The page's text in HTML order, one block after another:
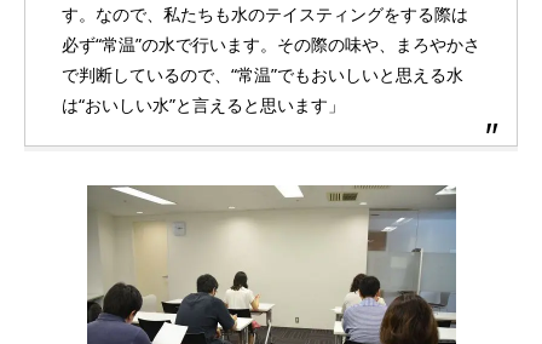
す。なので、私たちも水のテイスティングをする際は
必ず“常温”の水で行います。その際の味や、まろやかさ
で判断しているので、“常温”でもおいしいと思える水
は“おいしい水”と言えると思います」